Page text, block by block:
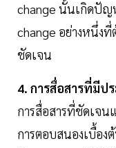
change นั้นเกิดปัญ
change อย่างหนึ่งที่
ชัดเจน
4. การสื่อสารที่มีป
การสื่อสารที่ชัดเจน
การตอบสนองเบื้อง